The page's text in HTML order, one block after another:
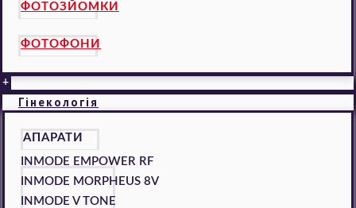
ФОТОЗЙОМКИ
ФОТОФОНИ
+
Гінекологія
АПАРАТИ
INMODE EMPOWER RF
INMODE MORPHEUS 8V
INMODE V TONE